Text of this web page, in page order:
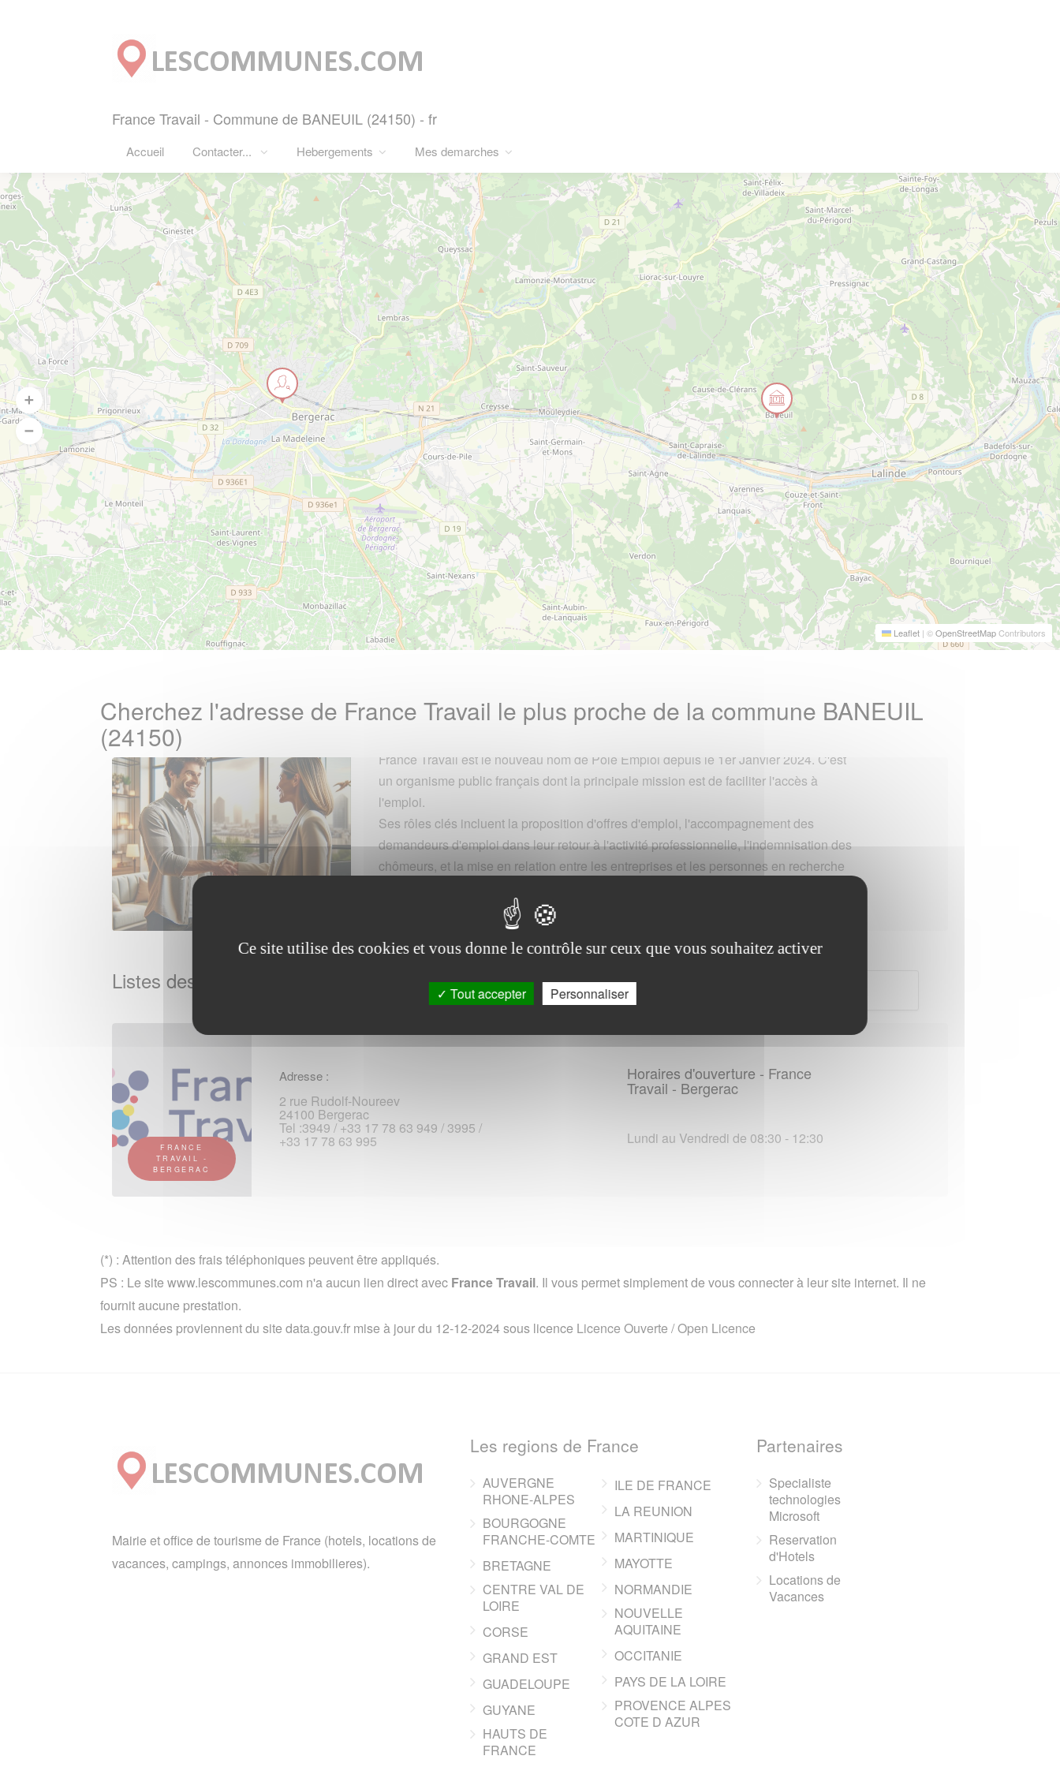
France Travail - Commune de BANEUIL (24150) - fr
Accueil Contacter... Hebergements Mes demarches
Leaflet | ©OpenStreetMapContributors
Cherchez l'adresse de France Travail le plus proche de la commune BANEUIL
(24150)
France Travail est le nouveau nom de Pôle Emploi depuis le 1er Janvier 2024. C'est
un organisme public français dont la principale mission est de faciliter l'accès à
l'emploi.
Ses rôles clés incluent la proposition d'offres d'emploi, l'accompagnement des
demandeurs d'emploi dans leur retour à l'activité professionnelle, l'indemnisation des
chômeurs, et la mise en relation entre les entreprises et les personnes en recherche
Le site www.lescommunes.com offre un service pratique pour trouver l'agence
France Travail la plus proche, simplifiant ainsi vos démarches liées à l'emploi.
Listes des Agences France Travail de votre commune
FRANCE
TRAVAIL -
BERGERAC
Adresse :
2 rue Rudolf-Noureev
24100 Bergerac
Tel :3949 / +33 17 78 63 949 / 3995 /
+33 17 78 63 995
Horaires d'ouverture - France
Travail - Bergerac
Lundi au Vendredi de 08:30 - 12:30
(*) : Attention des frais téléphoniques peuvent être appliqués.
PS : Le site www.lescommunes.com n'a aucun lien direct avec France Travail. Il vous permet simplement de vous connecter à leur site internet. Il ne
fournit aucune prestation.
Les données proviennent du site data.gouv.fr mise à jour du 12-12-2024 sous licence Licence Ouverte / Open Licence
Mairie et office de tourisme de France (hotels, locations de
vacances, campings, annonces immobilieres).
Les regions de France
AUVERGNE
RHONE-ALPES
BOURGOGNE
FRANCHE-COMTE
BRETAGNE
CENTRE VAL DE
LOIRE
CORSE
GRAND EST
GUADELOUPE
GUYANE
HAUTS DE
FRANCE
ILE DE FRANCE
LA REUNION
MARTINIQUE
MAYOTTE
NORMANDIE
NOUVELLE
AQUITAINE
OCCITANIE
PAYS DE LA LOIRE
PROVENCE ALPES
COTE D AZUR
Partenaires
Specialiste
technologies
Microsoft
Reservation
d'Hotels
Locations de
Vacances
Ce site utilise des cookies et vous donne le contrôle sur ceux que vous souhaitez activer
Tout accepter Personnaliser